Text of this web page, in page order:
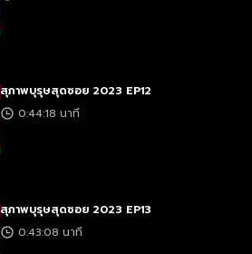
สุภาพบุรุษสุดซอย 2023 EP12
0:44:18 นาที
สุภาพบุรุษสุดซอย 2023 EP13
0:43:08 นาที